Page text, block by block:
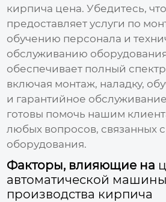
кирпича цена. Убедитесь,
предоставляет услуги по
обучению персонала и
обслуживанию
обеспечивает полный
включая монтаж, наладку,
и гарантийное
готовы помочь нашим
любых вопросов, связанных
оборудования.
Факторы, влияющие на
автоматической
производства кирпича